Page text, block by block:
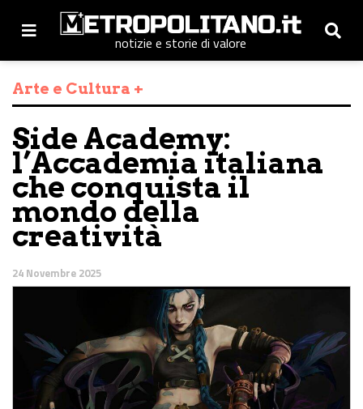
notizie e storie di valore
Arte e Cultura +
Side Academy:
l’Accademia italiana
che conquista il
mondo della
creatività
24 Novembre 2025